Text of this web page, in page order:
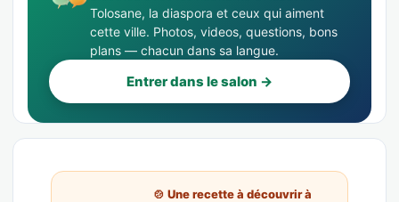
Tolosane, la diaspora et ceux qui aiment
cette ville. Photos, videos, questions, bons
plans — chacun dans sa langue.
Entrer dans le salon →
🍲 Une recette à découvrir à